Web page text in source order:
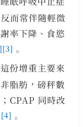
而常伴隨輕微
率下降、食慾
[3] 。
這份增重主要來
脂肪，磅秤數
CPAP 同時改
[4] 。